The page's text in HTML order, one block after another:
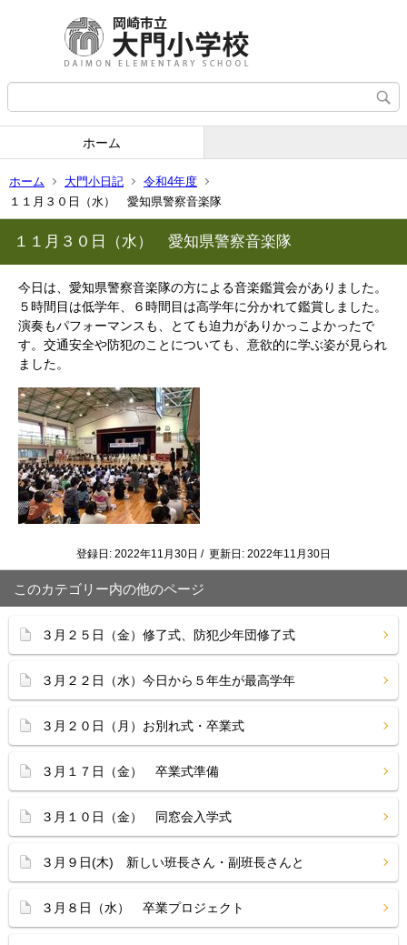
ホーム
ホーム 大門小日記
令和4年度
１１月３０日（水） 愛知県警察音楽隊
１１月３０日（水） 愛知県警察音楽隊
今日は、愛知県警察音楽隊の方による音楽鑑賞会がありました。
５時間目は低学年、６時間目は高学年に分かれて鑑賞しました。
演奏もパフォーマンスも、とても迫力がありかっこよかったで
す。交通安全や防犯のことについても、意欲的に学ぶ姿が見られ
ました。
登録日: 2022年11月30日 / 更新日: 2022年11月30日
このカテゴリー内の他のページ
３月２５日（金）修了式、防犯少年団修了式
３月２２日（水）今日から５年生が最高学年
３月２０日（月）お別れ式・卒業式
３月１７日（金） 卒業式準備
３月１０日（金） 同窓会入学式
３月９日(木) 新しい班長さん・副班長さんと
３月８日（水） 卒業プロジェクト